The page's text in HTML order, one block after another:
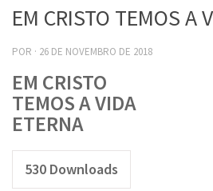
EM CRISTO TEMOS A
POR · 26 DE NOVEMBRO DE 2018
EM CRISTO
TEMOS A VIDA
ETERNA
530 Downloads